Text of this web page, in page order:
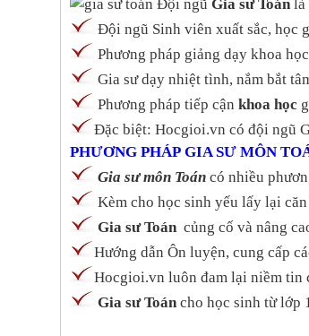
Đội ngũ Gia sư Toánlà
Đội ngũ Sinh viên xuất sắc, học
Phương pháp giảng dạy khoa
Gia sư dạy nhiệt tình, nắm bắt
Phương pháp tiếp cận khoa học
Đặc biệt: Hocgioi.vn có đội ngũ
PHƯƠNG PHÁP GIA SƯ MÔN
Gia sư môn Toán có nhiều
Kèm cho học sinh yếu lấy lại
Gia sư Toán củng cố và nâng
Hướng dẫn Ôn luyện, cung cấp
Hocgioi.vn luôn đam lại niềm tin
Gia sư Toáncho học sinh từ lớp